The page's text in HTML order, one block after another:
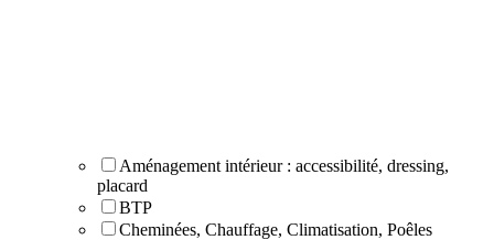
Aménagement intérieur : accessibilité, dressing,
placard
BTP
Cheminées, Chauffage, Climatisation, Poêles